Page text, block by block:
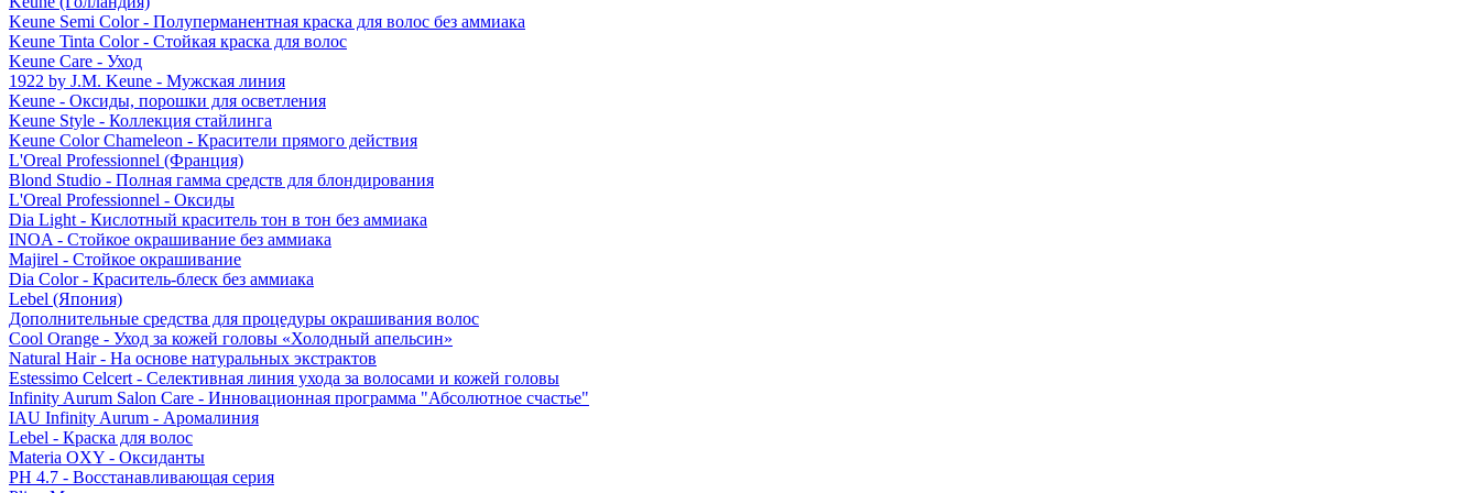
Keune Semi Color - Полуперманентная краска для волос без аммиака
Keune Tinta Color - Стойкая краска для волос
Keune Care - Уход
1922 by J.M. Keune - Мужская линия
Keune - Оксиды, порошки для осветления
Keune Style - Коллекция стайлинга
Keune Color Chameleon - Красители прямого действия
L'Oreal Professionnel (Франция)
Blond Studio - Полная гамма средств для блондирования
L'Oreal Professionnel - Оксиды
Dia Light - Кислотный краситель тон в тон без аммиака
INOA - Стойкое окрашивание без аммиака
Majirel - Стойкое окрашивание
Dia Color - Краситель-блеск без аммиака
Lebel (Япония)
Дополнительные средства для процедуры окрашивания волос
Cool Orange - Уход за кожей головы «Холодный апельсин»
Natural Hair - На основе натуральных экстрактов
Estessimo Celcert - Селективная линия ухода за волосами и кожей головы
Infinity Aurum Salon Care - Инновационная программа "Абсолютное счастье"
IAU Infinity Aurum - Аромалиния
Lebel - Краска для волос
Materia OXY - Оксиданты
PH 4.7 - Восстанавливающая серия